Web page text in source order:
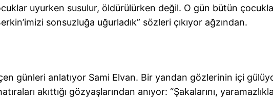
uyurken susulur, öldürülürken değil. O gün bütün
sonsuzluğa uğurladık” sözleri çıkıyor ağzından.
günleri anlatıyor Sami Elvan. Bir yandan gözlerinin içi
akıttığı gözyaşlarından anıyor: “Şakalarını,